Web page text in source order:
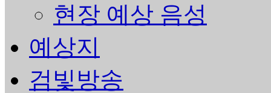
현장 예상 음성
예상지
검빛방송